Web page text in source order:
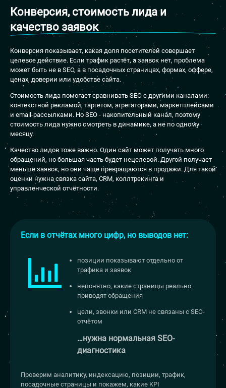
Конверсия, стоимость лида и
качество заявок
Конверсия показывает, какая доля посетителей совершает
целевое действие. Если трафик растёт, а заявок нет, проблема
может быть не в SEO, а в посадочных страницах, формах, оффере,
ценах, доверии или удобстве сайта.
Стоимость лида помогает сравнивать SEO с другими каналами:
контекстной рекламой, таргетом, агрегаторами, маркетплейсами
и email-рассылками. Но SEO - накопительный канал, поэтому
стоимость лида нужно смотреть в динамике, а не по одному
месяцу.
Качество лидов тоже важно. Один сайт может получать много
обращений, но большая часть будет нецелевой. Другой получает
меньше заявок, но они чаще превращаются в продажи. Для такой
оценки нужна связка сайта, CRM, коллтрекинга и
управленческой отчётности.
Если в отчётах много цифр, но выводов нет:
позиции показывают отдельно от
трафика и заявок
непонятно, какие страницы реально
приводят обращения
цели, звонки или CRM не связаны с SEO-
отчётом
…нужна нормальная SEO-
диагностика
Проверим аналитику, индексацию, позиции, трафик,
посадочные страницы и покажем, какие KPI